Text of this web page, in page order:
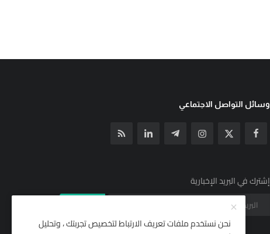
وسائل التواصل الاجتماعي
إشترك في البريد الإخبارية
نحن نستخدم ملفات تعريف الارتباط لتخصيص تجربتك ، وتحليل